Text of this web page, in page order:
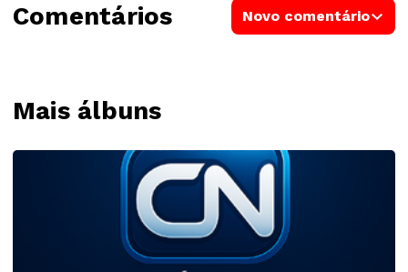
Mais álbuns
Comentários Novo comentário